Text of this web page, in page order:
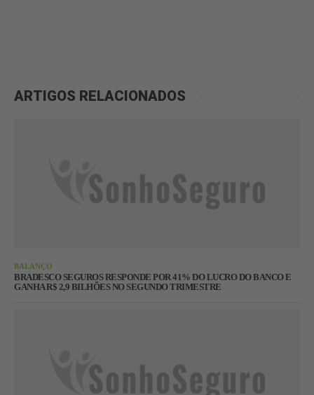
ARTIGOS RELACIONADOS
BALANÇO
BRADESCO SEGUROS RESPONDE POR 41% DO LUCRO DO BANCO E
GANHA R$ 2,9 BILHÕES NO SEGUNDO TRIMESTRE